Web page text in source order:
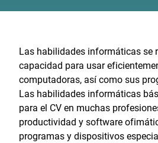
Las habilidades informáticas se
capacidad para usar
computadoras, así como sus
Las habilidades informáticas
para el CV en muchas
productividad y software
programas y dispositivos